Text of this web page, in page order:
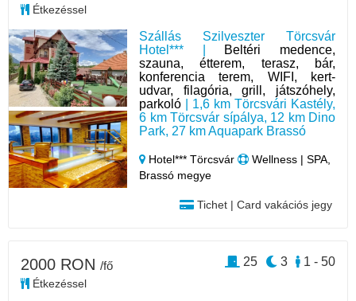
Szállás Szilveszter Törcsvár
Hotel*** | Beltéri medence,
szauna, étterem, terasz, bár,
konferencia terem, WIFI, kert-
udvar, filagória, grill, játszóhely,
parkoló | 1,6 km Törcsvári Kastély,
6 km Törcsvár sípálya, 12 km Dino
Park, 27 km Aquapark Brassó
Hotel*** Törcsvár
Wellness | SPA,
Brassó megye
Tichet | Card vakációs jegy
Étkezéssel
2000 RON /fő
Étkezéssel
1 - 50
3
25